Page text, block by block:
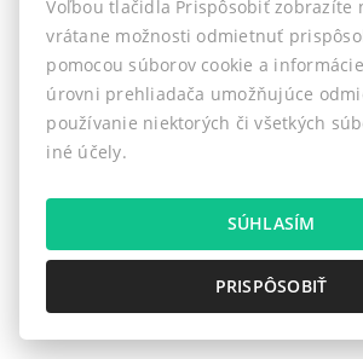
spolupráce s RENOVIN
Ozvite sa nám. Prvá
grátis!
Telefón:
+421 903 527 558
Voľbou tlačidla Prispôsobiť zobrazíte
vrátane možnosti odmietnuť
pomocou súborov cookie a
úrovni prehliadača umožňujúce
používanie niektorých či všetkých
iné účely.
SÚHLASÍM
PRISPÔSOBIŤ